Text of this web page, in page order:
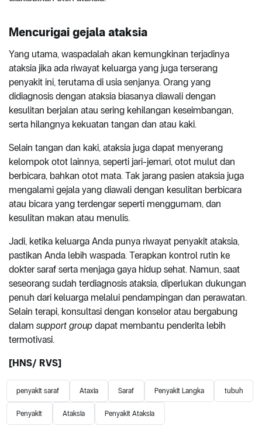
Mencurigai gejala ataksia
Yang utama, waspadalah akan kemungkinan terjadinya
ataksia jika ada riwayat keluarga yang juga terserang
penyakit ini, terutama di usia senjanya. Orang yang
didiagnosis dengan ataksia biasanya diawali dengan
kesulitan berjalan atau sering kehilangan keseimbangan,
serta hilangnya kekuatan tangan dan atau kaki.
Selain tangan dan kaki, ataksia juga dapat menyerang
kelompok otot lainnya, seperti jari-jemari, otot mulut dan
berbicara, bahkan otot mata. Tak jarang pasien ataksia juga
mengalami gejala yang diawali dengan kesulitan berbicara
atau bicara yang terdengar seperti menggumam, dan
kesulitan makan atau menulis.
Jadi, ketika keluarga Anda punya riwayat penyakit ataksia,
pastikan Anda lebih waspada. Terapkan kontrol rutin ke
dokter saraf serta menjaga gaya hidup sehat. Namun, saat
seseorang sudah terdiagnosis ataksia, diperlukan dukungan
penuh dari keluarga melalui pendampingan dan perawatan.
Selain terapi, konsultasi dengan konselor atau bergabung
dalam support group dapat membantu penderita lebih
termotivasi.
[HNS/ RVS]
penyakit saraf Ataxia Saraf Penyakit Langka tubuh
Penyakit Ataksia Penyakit Ataksia